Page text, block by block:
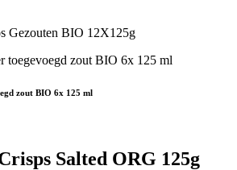
Gezouten BIO 12X125g
zout BIO 6x 125 ml
Salted ORG 125g